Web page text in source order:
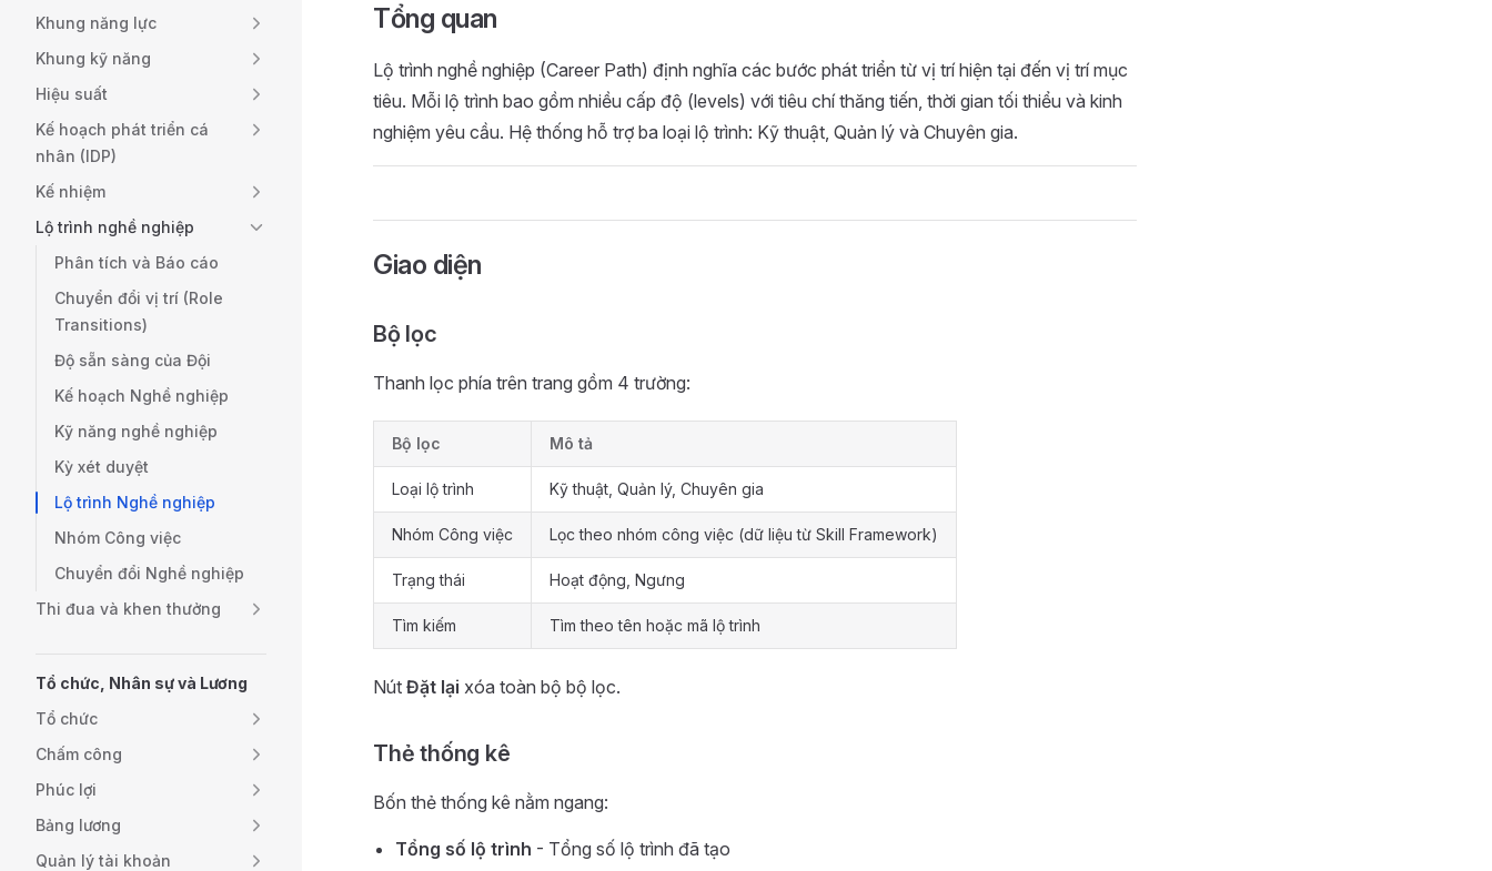
Khung năng lực
Khung kỹ năng
Hiệu suất
Kế hoạch phát triển cá
nhân (IDP)
Kế nhiệm
Lộ trình nghề nghiệp
Phân tích và Báo cáo
Chuyển đổi vị trí (Role
Transitions)
Độ sẵn sàng của Đội
Kế hoạch Nghề nghiệp
Kỹ năng nghề nghiệp
Kỳ xét duyệt
Lộ trình Nghề nghiệp
Nhóm Công việc
Chuyển đổi Nghề nghiệp
Thi đua và khen thưởng
Tổ chức, Nhân sự và Lương
Tổ chức
Chấm công
Phúc lợi
Bảng lương
Quản lý tài khoản
Tổng quan
Lộ trình nghề nghiệp (Career Path) định nghĩa các bước phát triển từ vị trí hiện tại đến vị trí mục
tiêu. Mỗi lộ trình bao gồm nhiều cấp độ (levels) với tiêu chí thăng tiến, thời gian tối thiểu và kinh
nghiệm yêu cầu. Hệ thống hỗ trợ ba loại lộ trình: Kỹ thuật, Quản lý và Chuyên gia.
Giao diện
Bộ lọc
Thanh lọc phía trên trang gồm 4 trường:
Bộ lọc Mô tả
Loại lộ trình Kỹ thuật, Quản lý, Chuyên gia
Nhóm Công việc Lọc theo nhóm công việc (dữ liệu từ Skill Framework)
Trạng thái Hoạt động, Ngưng
Tìm kiếm Tìm theo tên hoặc mã lộ trình
Nút Đặt lại xóa toàn bộ bộ lọc.
Thẻ thống kê
Bốn thẻ thống kê nằm ngang:
Tổng số lộ trình - Tổng số lộ trình đã tạo